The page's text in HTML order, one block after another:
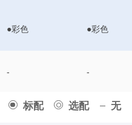
标配 选配 无
●彩色 ●彩色
- -